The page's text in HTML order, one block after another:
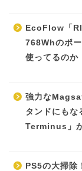
EcoFlow「
768Whのポ
使ってるのか
強力な
タンドにも
Terminus」
PS5の大掃除